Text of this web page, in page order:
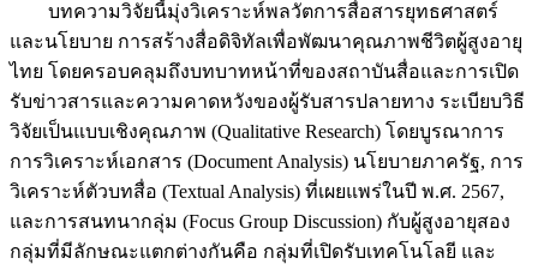
บทความวิจัยนี้มุ่งวิเคราะห์พลวัตการสื่อสารยุทธศาสตร์
และนโยบาย การสร้างสื่อดิจิทัลเพื่อพัฒนาคุณภาพชีวิตผู้สูงอายุ
ไทย โดยครอบคลุมถึงบทบาทหน้าที่ของสถาบันสื่อและการเปิด
รับข่าวสารและความคาดหวังของผู้รับสารปลายทาง ระเบียบวิธี
วิจัยเป็นแบบเชิงคุณภาพ (Qualitative Research) โดยบูรณาการ
การวิเคราะห์เอกสาร (Document Analysis) นโยบายภาครัฐ, การ
วิเคราะห์ตัวบทสื่อ (Textual Analysis) ที่เผยแพร่ในปี พ.ศ. 2567,
และการสนทนากลุ่ม (Focus Group Discussion) กับผู้สูงอายุสอง
กลุ่มที่มีลักษณะแตกต่างกันคือ กลุ่มที่เปิดรับเทคโนโลยี และ